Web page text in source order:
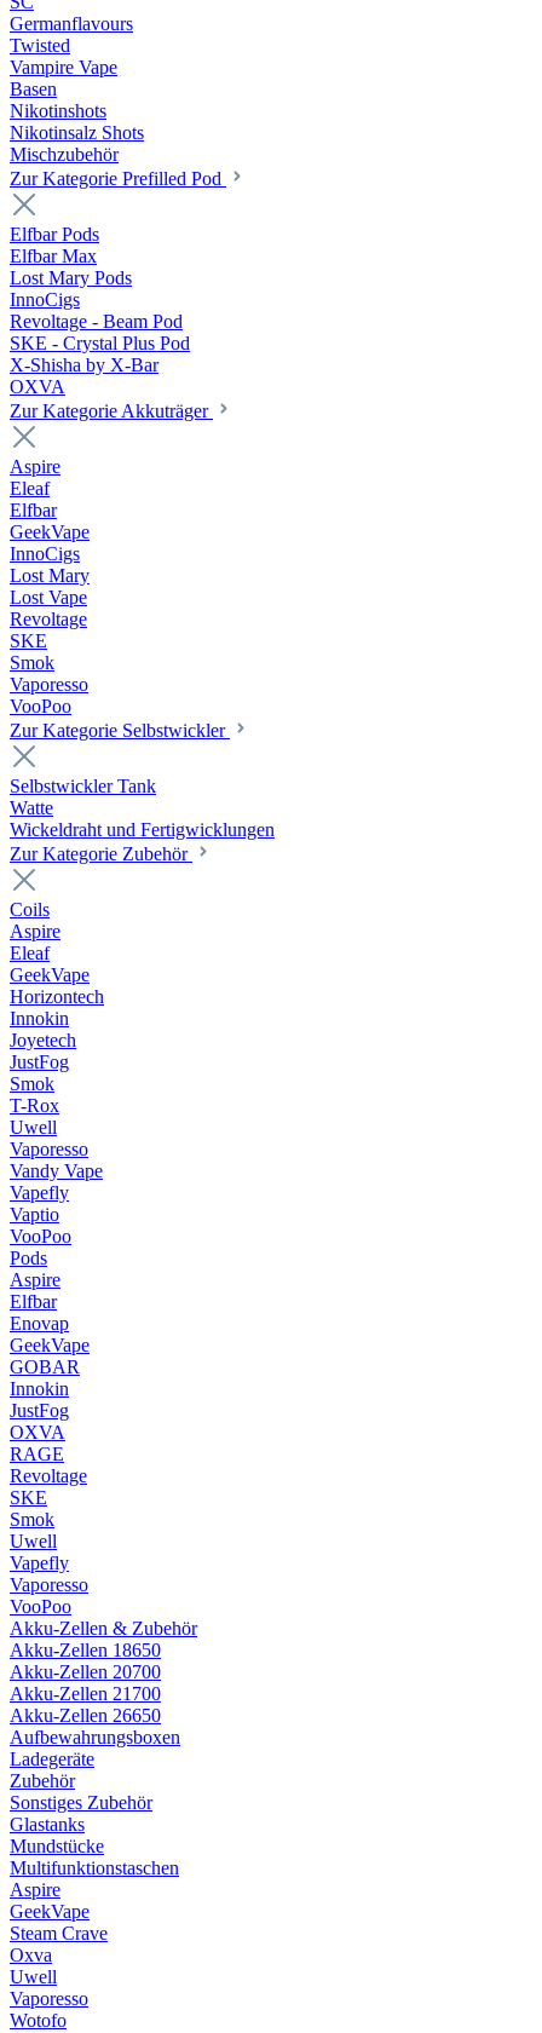
Germanflavours
Twisted
Vampire Vape
Basen
Nikotinshots
Nikotinsalz Shots
Mischzubehör
Zur Kategorie Prefilled Pod
Elfbar Pods
Elfbar Max
Lost Mary Pods
InnoCigs
Revoltage - Beam Pod
SKE - Crystal Plus Pod
X-Shisha by X-Bar
OXVA
Zur Kategorie Akkuträger
Aspire
Eleaf
Elfbar
GeekVape
InnoCigs
Lost Mary
Lost Vape
Revoltage
SKE
Smok
Vaporesso
VooPoo
Zur Kategorie Selbstwickler
Selbstwickler Tank
Watte
Wickeldraht und Fertigwicklungen
Zur Kategorie Zubehör
Coils
Aspire
Eleaf
GeekVape
Horizontech
Innokin
Joyetech
JustFog
Smok
T-Rox
Uwell
Vaporesso
Vandy Vape
Vapefly
Vaptio
VooPoo
Pods
Aspire
Elfbar
Enovap
GeekVape
GOBAR
Innokin
JustFog
OXVA
RAGE
Revoltage
SKE
Smok
Uwell
Vapefly
Vaporesso
VooPoo
Akku-Zellen & Zubehör
Akku-Zellen 18650
Akku-Zellen 20700
Akku-Zellen 21700
Akku-Zellen 26650
Aufbewahrungsboxen
Ladegeräte
Zubehör
Sonstiges Zubehör
Glastanks
Mundstücke
Multifunktionstaschen
Aspire
GeekVape
Steam Crave
Oxva
Uwell
Vaporesso
Wotofo